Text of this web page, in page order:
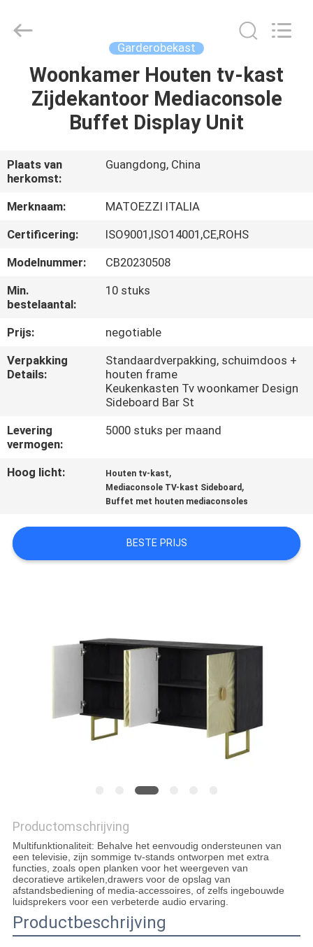
THUIS
PRODUCTEN
VIDEOS
VR-
SHOW
ONS
FABRIEKSREIS
CONTACTEER
NIEUWS
GEVALLEN
PRIVACYBELEID
Furniture
Reserved.
Garderobekast
Woonkamer Houten tv-kast
Zijdekantoor Mediaconsole
Buffet Display Unit
Plaats van
herkomst:
Guangdong, China
Merknaam:
MATOEZZI ITALIA
Certificering:
ISO9001,ISO14001,CE,ROHS
Modelnummer:
CB20230508
Min.
bestelaantal:
10 stuks
Prijs:
negotiable
Verpakking
Details:
Standaardverpakking, schuimdoos +
houten frame
Keukenkasten Tv woonkamer Design
Sideboard Bar St
Levering
vermogen:
5000 stuks per maand
Hoog licht: Houten tv-kast,
Mediaconsole TV-kast Sideboard ,
Buffet met houten mediaconsoles
BESTE PRIJS
Productomschrijving
Multifunktionaliteit: Behalve het eenvoudig ondersteunen van
een televisie, zijn sommige tv-stands ontworpen met extra
functies, zoals open planken voor het weergeven van
decoratieve artikelen,drawers voor de opslag van
afstandsbediening of media-accessoires, of zelfs ingebouwde
luidsprekers voor een verbeterde audio ervaring.
Productbeschrijving